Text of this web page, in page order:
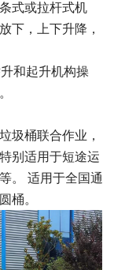
式或拉杆式机
下，上下升降，
和起升机构操
圾桶联合作业，
别适用于短途运
。 适用于全国通
桶。